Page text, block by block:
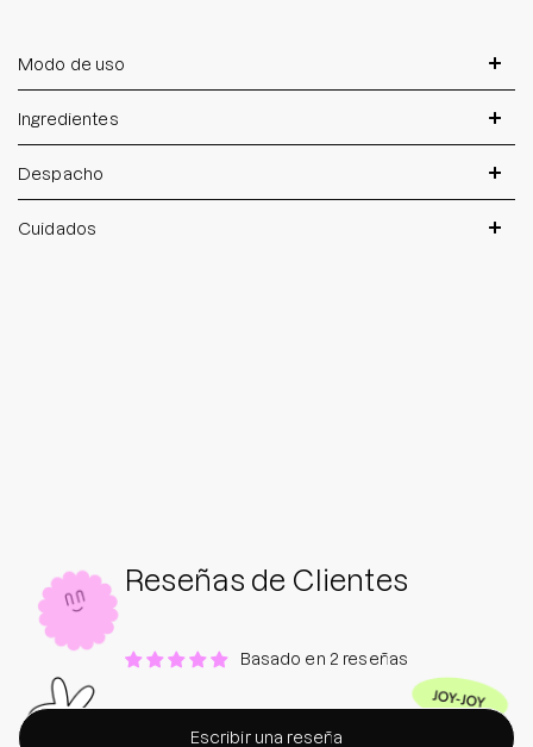
Modo de uso
Ingredientes
Despacho
Cuidados
Reseñas de Clientes
Basado en 2 reseñas
Escribir una reseña